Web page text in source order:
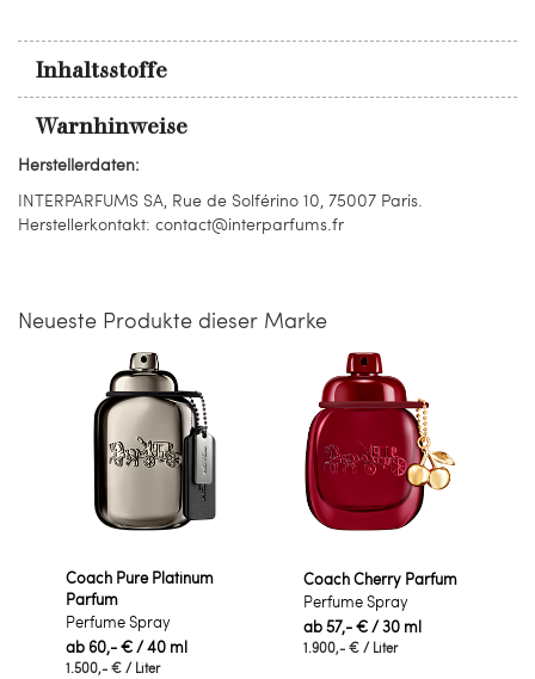
Inhaltsstoffe
Warnhinweise
Herstellerdaten:
INTERPARFUMS SA, Rue de Solférino 10, 75007 Paris.
Herstellerkontakt: contact@interparfums.fr
Neueste Produkte dieser Marke
Coach Pure Platinum
Parfum
Perfume Spray
ab 60,- €/ 40 ml
1.500,- € / Liter
Coach Cherry Parfum
Perfume Spray
ab57,- €/ 30 ml
1.900,- € / Liter